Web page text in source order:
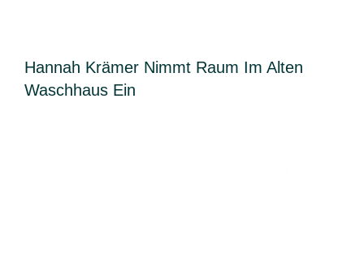
Hannah Krämer Nimmt Raum Im Alten
Waschhaus Ein